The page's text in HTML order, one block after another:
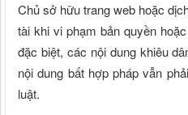
Chủ sở hữu trang web hoặc
tài khi vi phạm bản quyền
đặc biệt, các nội dung khiêu
nội dung bất hợp pháp vẫn
luật.